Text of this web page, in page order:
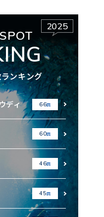
2025
ンキング
ディ 66回
60回
46回
45回